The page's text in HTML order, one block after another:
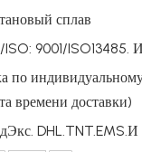
сплав
ISO: 9001/ISO13485.
по
времени доставки)
DHL.TNT.EMS.И